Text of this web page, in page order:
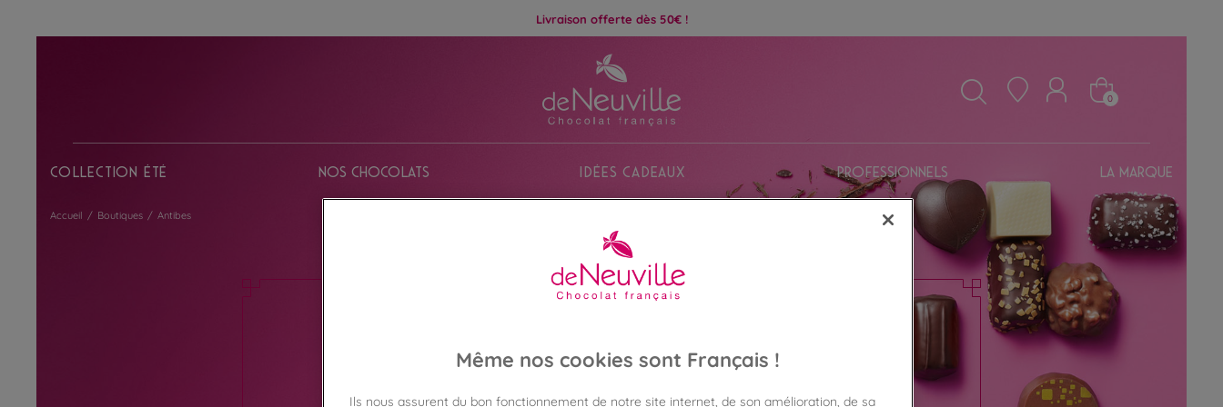
Livraison offerte dès 50€ !
0
Collection Été Nos chocolats Idées Cadeaux Professionnels La marque
Accueil / Boutiques / Antibes
Chocolat De Neuville
Même nos cookies sont Français !
Ils nous assurent du bon fonctionnement de notre site internet, de son amélioration, de sa